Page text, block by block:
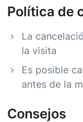
Política de
La
la visita
Es posible
antes de la
Consejos